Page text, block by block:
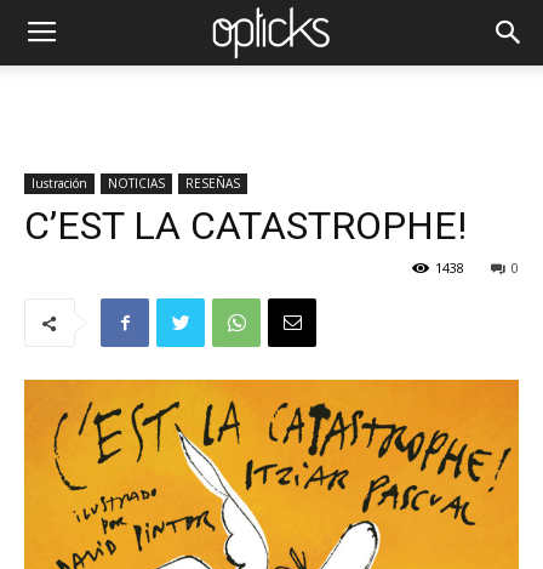
Iustración NOTICIAS RESEÑAS
C’EST LA CATASTROPHE!
0
1438